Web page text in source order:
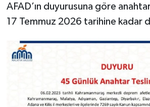
AFAD’ın duyurusuna göre
17 Temmuz 2026 tarihine kadar